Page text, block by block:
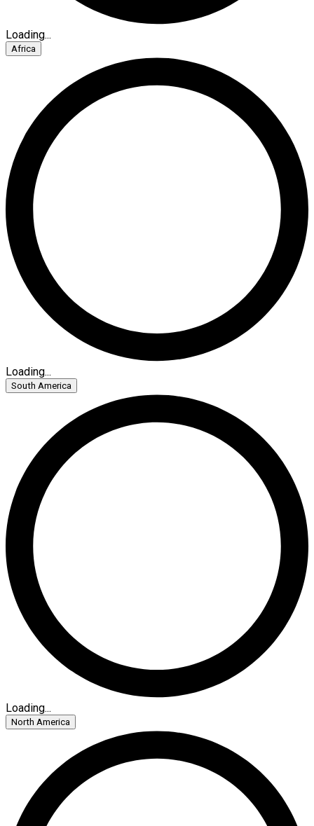
Loading...
Africa
Loading...
South America
Loading...
North America